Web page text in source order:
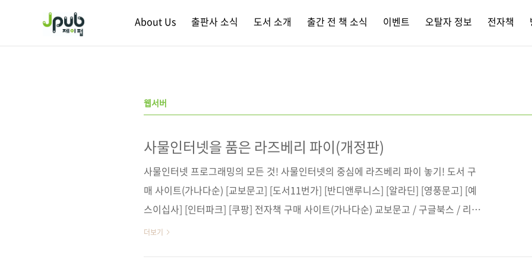
About Us 출판사 소식 도서 소개 출간 전 책 소식 이벤트 오탈자 정보 전자책
웹서버
사물인터넷을 품은 라즈베리 파이(개정판)
사물인터넷 프로그래밍의 모든 것! 사물인터넷의 중심에 라즈베리 파이 놓기! 도서 구
매 사이트(가나다순) [교보문고] [도서11번가] [반디앤루니스] [알라딘] [영풍문고] [예
스이십사] [인터파크] [쿠팡] 전자책 구매 사이트(가나다순) 교보문고 / 구글북스 / 리디
북스 / 알라딘 / 예스이십사 출판사 제이펍 저자명 김성우 출판일 2020년 8월 12일 페
더보기